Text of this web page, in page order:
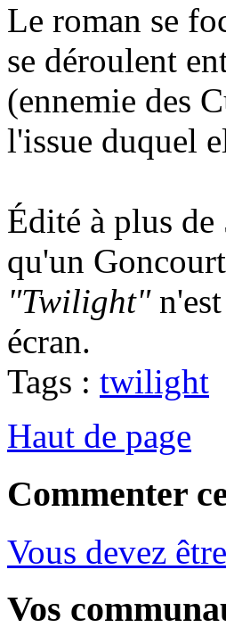
Le roman se
se déroulent
(ennemie des
l'issue duquel
Édité à plus
qu'un
"Twilight"n'est
écran.
Tags : twilight
Haut de page
Commenter
Vous devez
Vos